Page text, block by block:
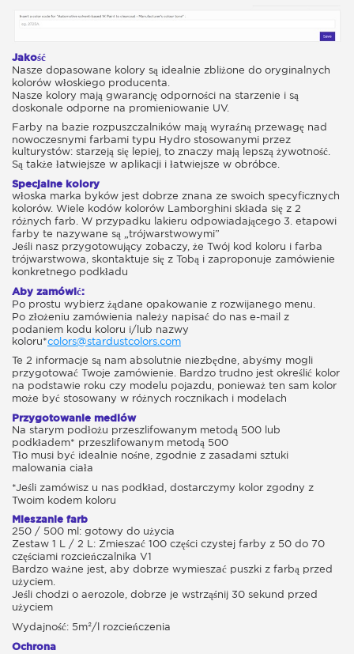
Jakość
Nasze dopasowane kolory są idealnie zbliżone do oryginalnych
kolorów włoskiego producenta.
Nasze kolory mają gwarancję odporności na starzenie i są
doskonale odporne na promieniowanie UV.
Farby na bazie rozpuszczalników mają wyraźną przewagę nad
nowoczesnymi farbami typu Hydro stosowanymi przez
kulturystów: starzeją się lepiej, to znaczy mają lepszą żywotność.
Są także łatwiejsze w aplikacji i łatwiejsze w obróbce.
Specjalne kolory
włoska marka byków jest dobrze znana ze swoich specyficznych
kolorów. Wiele kodów kolorów Lamborghini składa się z 2
różnych farb. W przypadku lakieru odpowiadającego 3. etapowi
farby te nazywane są „trójwarstwowymi”
Jeśli nasz przygotowujący zobaczy, że Twój kod koloru i farba
trójwarstwowa, skontaktuje się z Tobą i zaproponuje zamówienie
konkretnego podkładu
Aby zamówić:
Po prostu wybierz żądane opakowanie z rozwijanego menu.
Po złożeniu zamówienia należy napisać do nas e-mail z
podaniem kodu koloru i/lub nazwy
koloru*colors@stardustcolors.com
Te 2 informacje są nam absolutnie niezbędne, abyśmy mogli
przygotować Twoje zamówienie. Bardzo trudno jest określić kolor
na podstawie roku czy modelu pojazdu, ponieważ ten sam kolor
może być stosowany w różnych rocznikach i modelach
Przygotowanie mediów
Na starym podłożu przeszlifowanym metodą 500 lub
podkładem* przeszlifowanym metodą 500
Tło musi być idealnie nośne, zgodnie z zasadami sztuki
malowania ciała
*Jeśli zamówisz u nas podkład, dostarczymy kolor zgodny z
Twoim kodem koloru
Mieszanie farb
250 / 500 ml: gotowy do użycia
Zestaw 1 L / 2 L: Zmieszać 100 części czystej farby z 50 do 70
częściami rozcieńczalnika V1
Bardzo ważne jest, aby dobrze wymieszać puszki z farbą przed
użyciem.
Jeśli chodzi o aerozole, dobrze je wstrząśnij 30 sekund przed
użyciem
Wydajność: 5m²/l rozcieńczenia
Ochrona